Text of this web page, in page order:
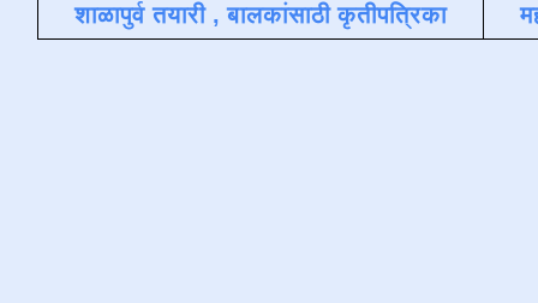
शाळापुर्व तयारी , बालकांसाठी कृतीपत्रिका